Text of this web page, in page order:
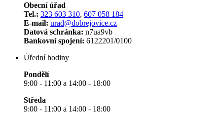
Obecní úřad
Tel.: 323 603 310, 607 058 184
E-mail: urad@dobrejovice.cz
Datová schránka: n7ua9vb
Bankovní spojení: 6122201/0100
Úřední hodiny
Pondělí
9:00 - 11:00 a 14:00 - 18:00
Středa
9:00 - 11:00 a 14:00 - 18:00